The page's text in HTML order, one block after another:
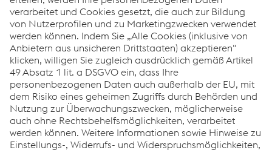
Fröhliche Weihnachten & ein gutes neues Jahr